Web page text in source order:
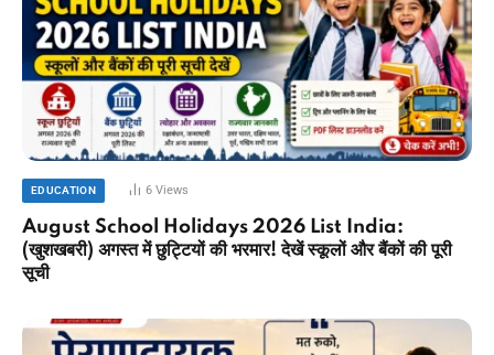
EDUCATION 6Views
August School Holidays 2026 List India:
(खुशखबरी) अगस्त में छुट्टियों की भरमार! देखें स्कूलों और बैंकों की पूरी
सूची